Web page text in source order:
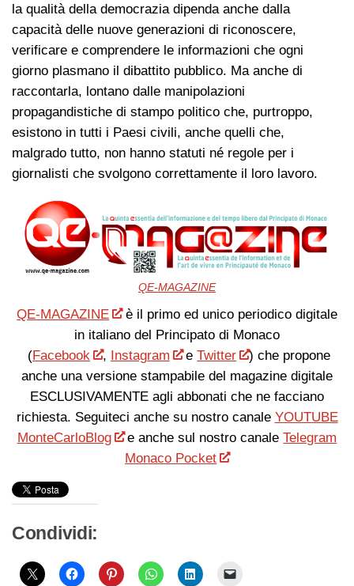
la qualità della democrazia dipenda anche dalla
capacità delle nuove generazioni di riconoscere,
verificare e comprendere le informazioni che ogni
giorno plasmano il dibattito pubblico. Ma anche di
raccontarla, lontano dalle manipolazioni
propagandistiche di stampo politico che, purtroppo,
esistono in tutti i Paesi civili, anche quelli che,
malgrado tutto, non hanno statuti né regole per i
giornalisti che svolgono correttamente il loro lavoro.
QE-MAGAZINE
QE-MAGAZINE
è il primo ed unico periodico digitale
in italiano del Principato di Monaco
(Facebook , Instagram eTwitter
) che propone
anche una versione stampabile del magazine digitale
ESCLUSIVAMENTE agli abbonati che ne facciano
richiesta. Seguiteci anche su nostro canale YOUTUBE
MonteCarloBlog
e anche sul nostro canaleTelegram
Monaco Pocket
Condividi: